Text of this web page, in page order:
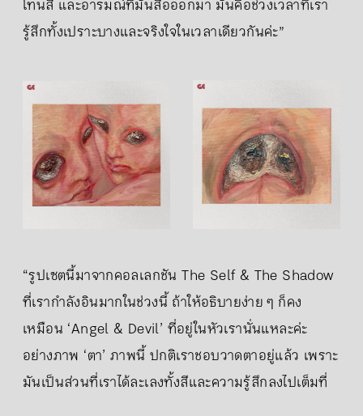
โทนสี และอารมณ์ที่มันสื่อออกมา มันคือช่วงเวลาที่เรา
รู้สึกทั้งเปราะบางและจริงใจในเวลาเดียวกันค่ะ”
“รูปเซตนี้มาจากคอลเลกชัน The Self & The Shadow
ที่เรากำลังอินมากในช่วงนี้ ถ้าให้อธิบายง่าย ๆ ก็คง
เหมือน ‘Angel & Devil’ ที่อยู่ในหัวเรานั่นแหละค่ะ
อย่างภาพ ‘ตา’ ภาพนี้ ปกติเราชอบวาดตาอยู่แล้ว เพราะ
มันเป็นส่วนที่เราได้ละเลงทั้งสีและความรู้สึกลงไปเต็มที่